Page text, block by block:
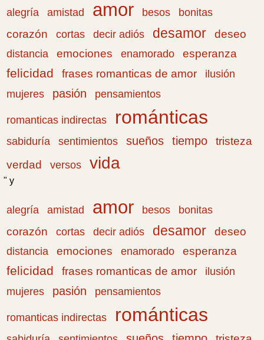
alegría amistad amor besos
bonitas
corazón
cortas decir adiós desamor deseo
distancia emociones enamorado esperanza
felicidad frases romanticas de amor
ilusión
mujeres
pasión pensamientos
romanticas indirectas románticas
sabiduría sentimientos sueños tiempo
tristeza
verdad
versos vida
" y
alegría amistad amor besos
bonitas
corazón
cortas decir adiós desamor deseo
distancia emociones enamorado esperanza
felicidad frases romanticas de amor
ilusión
mujeres
pasión pensamientos
romanticas indirectas románticas